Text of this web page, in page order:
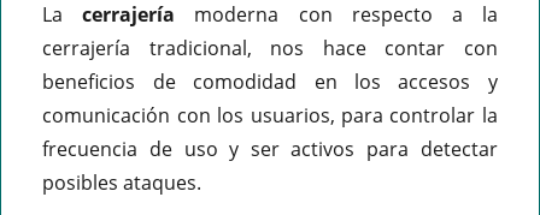
Lacerrajería moderna con respecto a la
cerrajería tradicional, nos hace contar con
beneficios de comodidad en los accesos y
comunicación con los usuarios, para controlar la
frecuencia de uso y ser activos para detectar
posibles ataques.